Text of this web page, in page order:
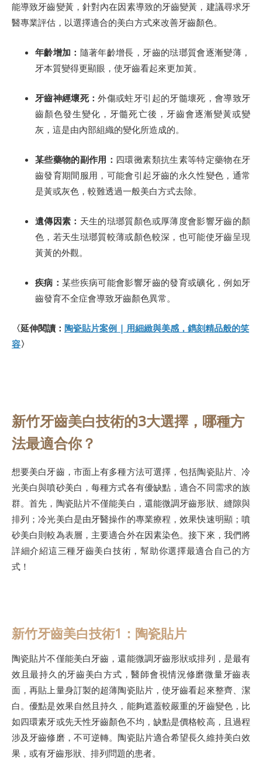
能導致牙齒變黃，針對內在因素導致的牙齒變黃，建議尋求牙
醫專業評估，以選擇適合的美白方式來改善牙齒顏色。
年齡增加： 隨著年齡增長，牙齒的琺瑯質會逐漸變薄，
牙本質變得更顯眼，使牙齒看起來更加黃。
牙齒神經壞死：外傷或蛀牙引起的牙髓壞死，會導致牙
齒顏色發生變化，牙髓死亡後，牙齒會逐漸變黃或變
灰，這是由內部組織的變化所造成的。
某些藥物的副作用： 四環黴素類抗生素等特定藥物在牙
齒發育期間服用，可能會引起牙齒的永久性變色，通常
是黃或灰色，較難透過一般美白方式去除。
遺傳因素： 天生的琺瑯質顏色或厚薄度會影響牙齒的顏
色，若天生琺瑯質較薄或顏色較深，也可能使牙齒呈現
黃黃的外觀。
疾病：某些疾病可能會影響牙齒的發育或礦化，例如牙
齒發育不全症會導致牙齒顏色異常。
〈延伸閱讀： 陶瓷貼片案例 | 用細緻與美感，鐫刻精品般的笑
容〉
新竹牙齒美白技術的3大選擇，哪種方
法最適合你？
想要美白牙齒，市面上有多種方法可選擇，包括陶瓷貼片、冷
光美白與噴砂美白，每種方式各有優缺點，適合不同需求的族
群。首先，陶瓷貼片不僅能美白，還能微調牙齒形狀、縫隙與
排列；冷光美白是由牙醫操作的專業療程，效果快速明顯；噴
砂美白則較為表層，主要適合外在因素染色。接下來，我們將
詳細介紹這三種牙齒美白技術，幫助你選擇最適合自己的方
式！
新竹牙齒美白技術1：陶瓷貼片
陶瓷貼片不僅能美白牙齒，還能微調牙齒形狀或排列，是最有
效且最持久的牙齒美白方式，醫師會視情況修磨微量牙齒表
面，再貼上量身訂製的超薄陶瓷貼片，使牙齒看起來整齊、潔
白。優點是效果自然且持久，能夠遮蓋較嚴重的牙齒變色，比
如四環素牙或先天性牙齒顏色不均，缺點是價格較高，且過程
涉及牙齒修磨，不可逆轉。陶瓷貼片適合希望長久維持美白效
果，或有牙齒形狀、排列問題的患者。